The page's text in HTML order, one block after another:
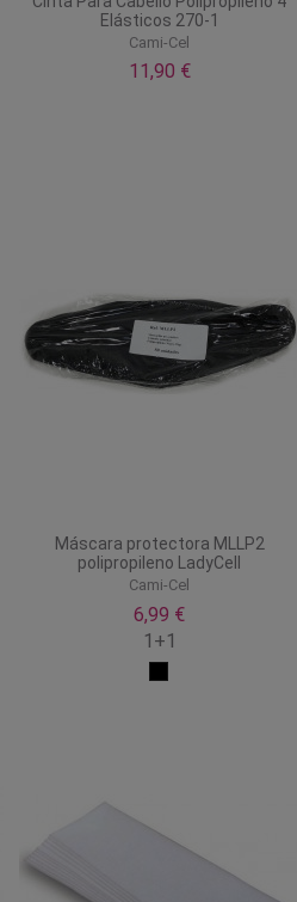
Elásticos 270-1
Cami-Cel
11,90 €
Máscara protectora MLLP2
polipropileno LadyCell
Cami-Cel
6,99 €
1+1